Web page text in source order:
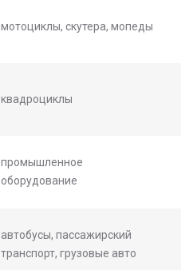
мотоциклы, скутера, мопеды
квадроциклы
промышленное
оборудование
автобусы, пассажирский
транспорт, грузовые авто